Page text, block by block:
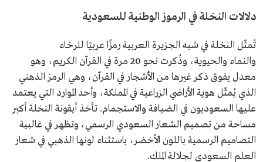
دلالات النخلة في الرموز الوطنية للسعودية
تُمثّل النخلة في شبه الجزيرة العربية رمزًا عربيًا للرخاء
والنماء والحيوية، وذُكرت نحو 20 مرة في القرآن الكريم، وهو
معدل يفوق ذكر غيرها من الأشجار في القرآن، وهي الرمز الذهني
الذي يُمثّل هوية الأراضي الزراعية في المملكة، وأحد الموارد التي يعتمد
عليها السعوديون في الضيافة والاستجمام. تأخذ أيقونة النخلة أكبر
مساحة من تصميم الشعار السعودي الرسمي، وتظهر في غالبية
التصاميم الرسمية باللون الأخضر، باستثناء لونها الذهبي في شعار
العلم السعودي لجلالة الملك.